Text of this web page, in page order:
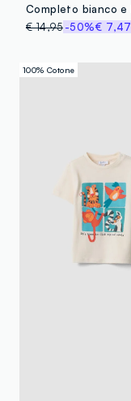
€ 14,95-50%€ 7,47
100% Cotone